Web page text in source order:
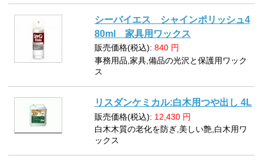
シーバイエス シャインポリッシュ4
80ml 家具用ワックス
販売価格(税込): 840 円
事務用品,家具,備品の光沢と保護用ワック
ス
リスダンケミカル:白木用つや出し 4L
販売価格(税込): 12,430 円
白木木質の老化を防ぎ,美しい艶,白木用ワ
ックス